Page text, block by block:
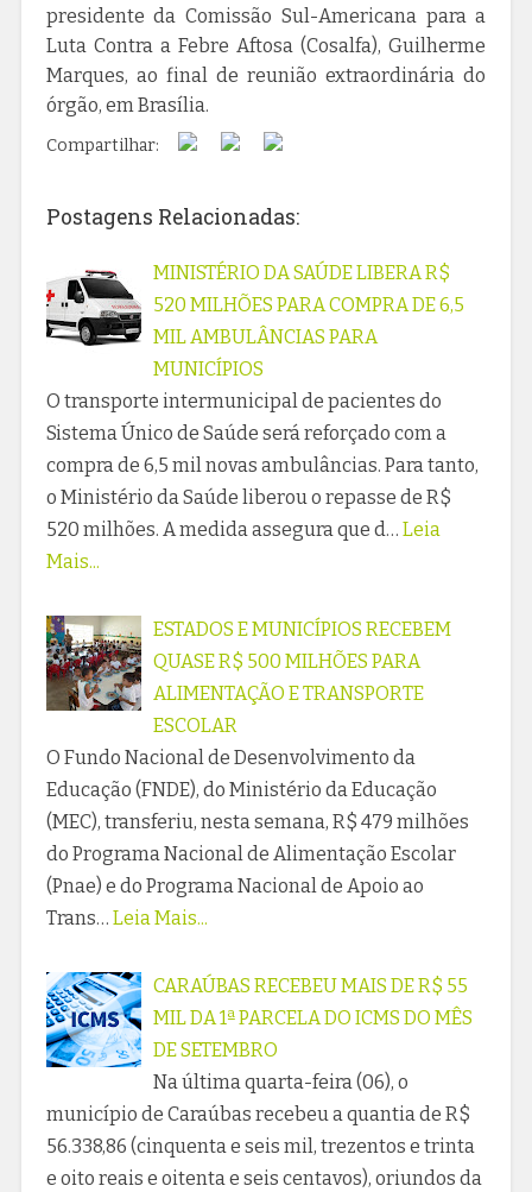
presidente da Comissão Sul-Americana para a
Luta Contra a Febre Aftosa (Cosalfa), Guilherme
Marques, ao final de reunião extraordinária do
órgão, em Brasília.
Compartilhar:
Postagens Relacionadas:
MINISTÉRIO DA SAÚDE LIBERA R$
520 MILHÕES PARA COMPRA DE 6,5
MIL AMBULÂNCIAS PARA
MUNICÍPIOS
O transporte intermunicipal de pacientes do
Sistema Único de Saúde será reforçado com a
compra de 6,5 mil novas ambulâncias. Para tanto,
o Ministério da Saúde liberou o repasse de R$
520 milhões. A medida assegura que d… Leia
Mais...
ESTADOS E MUNICÍPIOS RECEBEM
QUASE R$ 500 MILHÕES PARA
ALIMENTAÇÃO E TRANSPORTE
ESCOLAR
O Fundo Nacional de Desenvolvimento da
Educação (FNDE), do Ministério da Educação
(MEC), transferiu, nesta semana, R$ 479 milhões
do Programa Nacional de Alimentação Escolar
(Pnae) e do Programa Nacional de Apoio ao
Trans… Leia Mais...
CARAÚBAS RECEBEU MAIS DE R$ 55
MIL DA 1ª PARCELA DO ICMS DO MÊS
DE SETEMBRO
Na última quarta-feira (06), o
município de Caraúbas recebeu a quantia de R$
56.338,86 (cinquenta e seis mil, trezentos e trinta
e oito reais e oitenta e seis centavos), oriundos da